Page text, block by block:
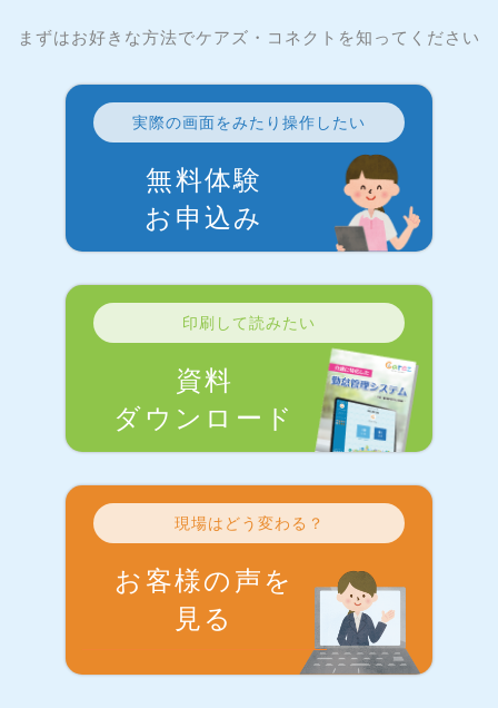
まずはお好きな方法でケアズ・コネクトを知ってください
実際の画面をみたり操作したい
無料体験
お申込み
印刷して読みたい
資料
ダウンロード
現場はどう変わる？
お客様の声を
見る